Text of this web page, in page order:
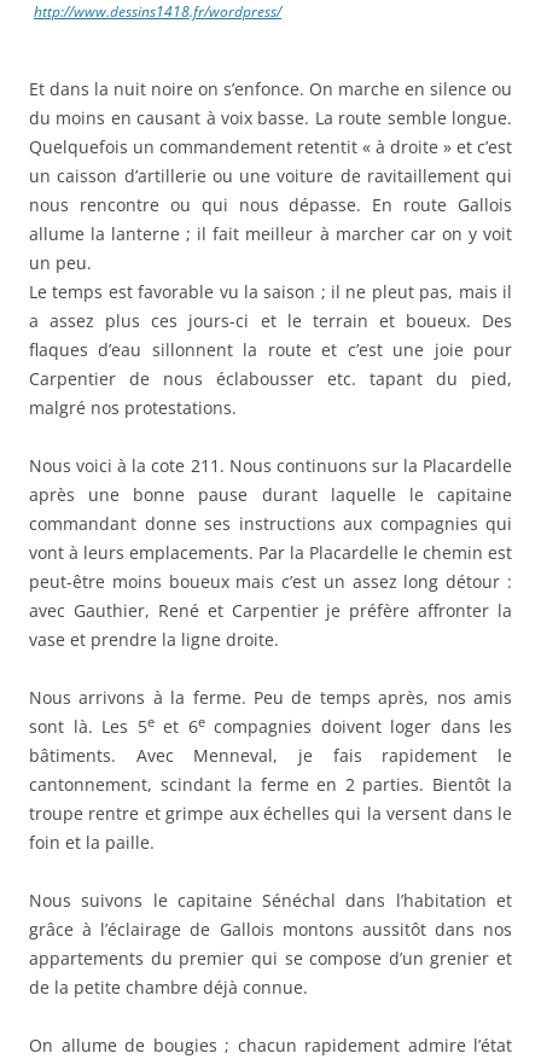
http://www.dessins1418.fr/wordpress/
Et dans la nuit noire on s’enfonce. On marche en silence ou
du moins en causant à voix basse. La route semble longue.
Quelquefois un commandement retentit « à droite » et c’est
un caisson d’artillerie ou une voiture de ravitaillement qui
nous rencontre ou qui nous dépasse. En route Gallois
allume la lanterne ; il fait meilleur à marcher car on y voit
un peu.
Le temps est favorable vu la saison ; il ne pleut pas, mais il
a assez plus ces jours-ci et le terrain et boueux. Des
flaques d’eau sillonnent la route et c’est une joie pour
Carpentier de nous éclabousser etc. tapant du pied,
malgré nos protestations.
Nous voici à la cote 211. Nous continuons sur la Placardelle
après une bonne pause durant laquelle le capitaine
commandant donne ses instructions aux compagnies qui
vont à leurs emplacements. Par la Placardelle le chemin est
peut-être moins boueux mais c’est un assez long détour :
avec Gauthier, René et Carpentier je préfère affronter la
vase et prendre la ligne droite.
Nous arrivons à la ferme. Peu de temps après, nos amis
sont là. Les 5eet 6ecompagnies doivent loger dans les
bâtiments. Avec Menneval, je fais rapidement le
cantonnement, scindant la ferme en 2 parties. Bientôt la
troupe rentre et grimpe aux échelles qui la versent dans le
foin et la paille.
Nous suivons le capitaine Sénéchal dans l’habitation et
grâce à l’éclairage de Gallois montons aussitôt dans nos
appartements du premier qui se compose d’un grenier et
de la petite chambre déjà connue.
On allume de bougies ; chacun rapidement admire l’état